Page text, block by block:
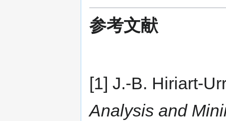
参考文献
[1] J.-B. Hiriart-
Analysis and